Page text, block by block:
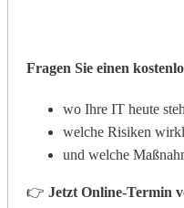
Fragen Sie einen
wo Ihre IT heute
welche Risiken
und welche
👉Jetzt Online-Termin